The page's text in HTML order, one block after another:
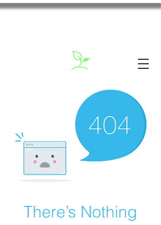
There’s Nothing